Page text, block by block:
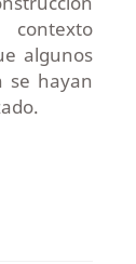
algunos
se hayan